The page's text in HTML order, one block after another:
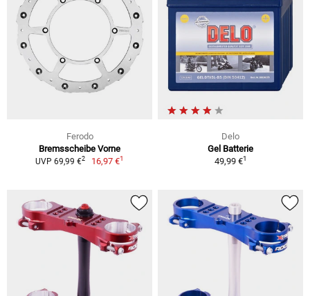
Ferodo
Bremsscheibe Vorne
UVP 69,99 €2 16,97 €1
Delo
Gel Batterie
49,99 €1